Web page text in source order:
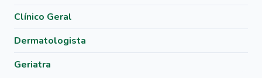
Clínico Geral
Dermatologista
Geriatra